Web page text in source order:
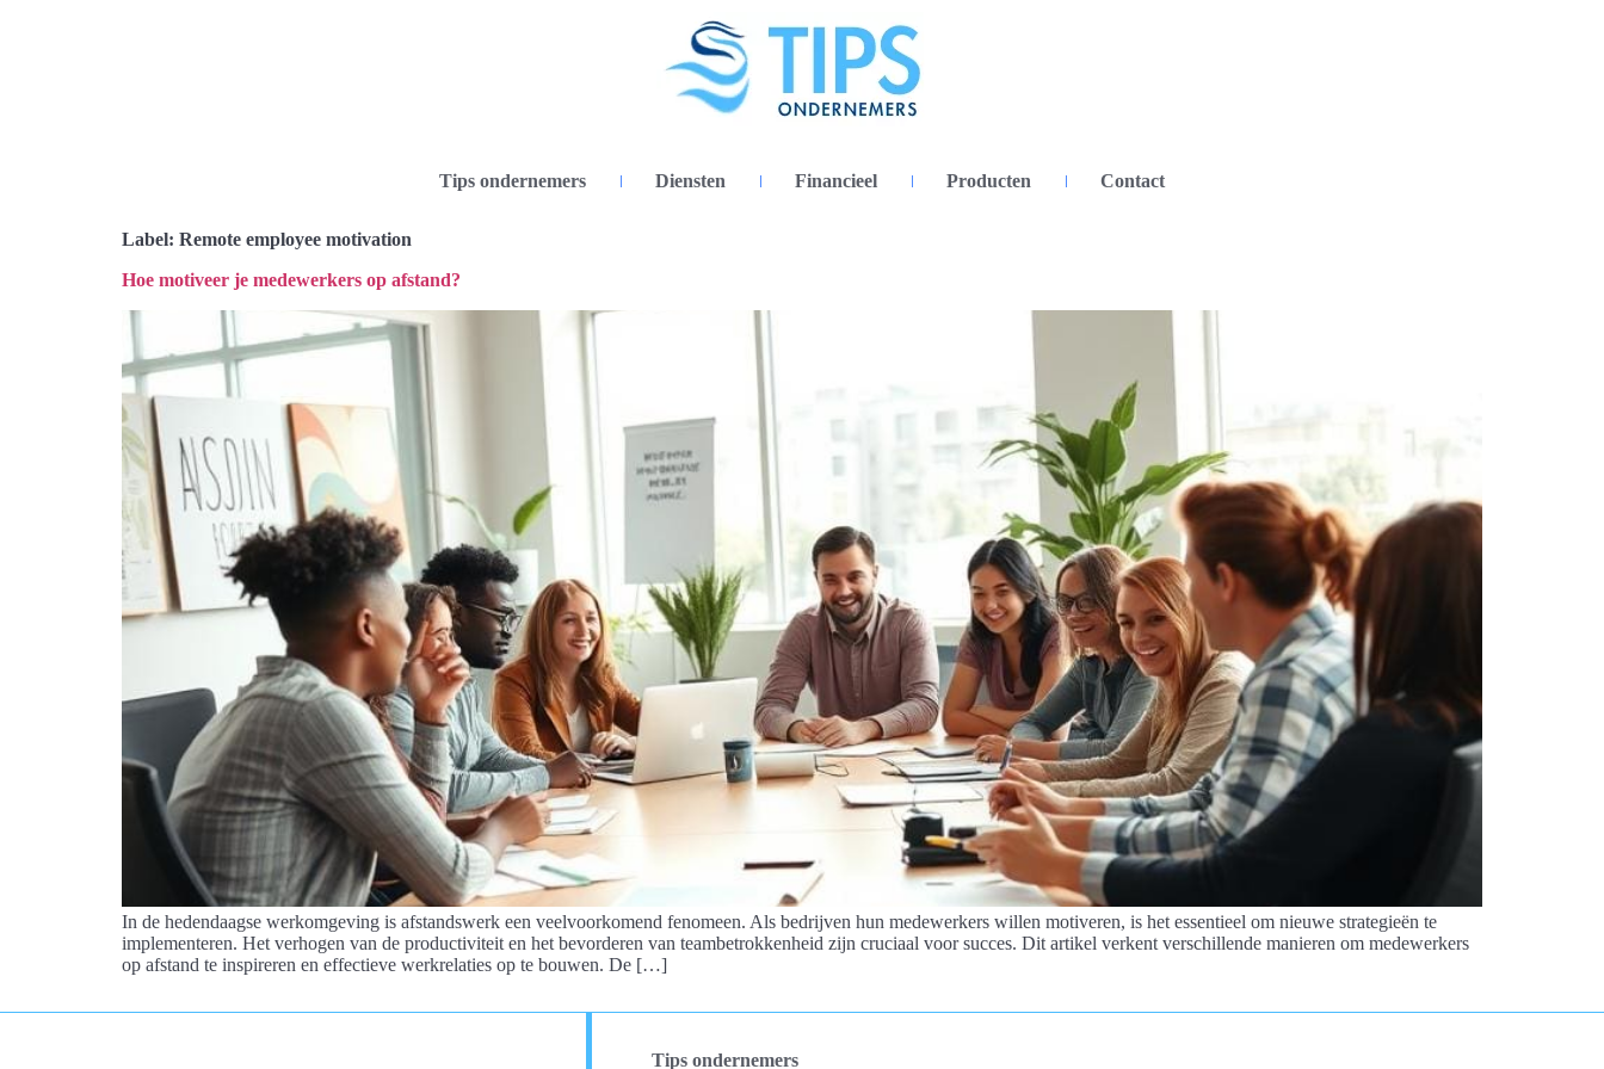
Tips ondernemers Diensten Financieel Producten Contact
Label: Remote employee motivation
Hoe motiveer je medewerkers op afstand?
In de hedendaagse werkomgeving is afstandswerk een veelvoorkomend fenomeen. Als bedrijven hun medewerkers willen motiveren, is het essentieel om nieuwe strategieën te
implementeren. Het verhogen van de productiviteit en het bevorderen van teambetrokkenheid zijn cruciaal voor succes. Dit artikel verkent verschillende manieren om medewerkers
op afstand te inspireren en effectieve werkrelaties op te bouwen. De […]
Tips ondernemers